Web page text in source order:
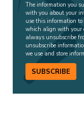
The information you
with you about your
use this information
which align with your
always unsubscribe
unsubscribe
we use and store
SUBSCRIBE